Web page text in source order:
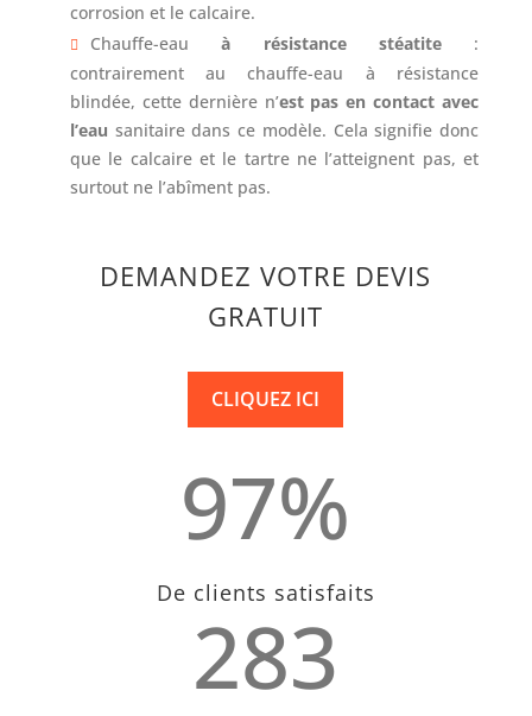
corrosion et le calcaire.
Chauffe-eauà résistance stéatite:
contrairement au chauffe-eau à résistance
blindée, cette dernière n’est pas en contact avec
l’eau sanitaire dans ce modèle. Cela signifie donc
que le calcaire et le tartre ne l’atteignent pas, et
surtout ne l’abîment pas.
DEMANDEZ VOTRE DEVIS
GRATUIT
CLIQUEZ ICI
97%
De clients satisfaits
283